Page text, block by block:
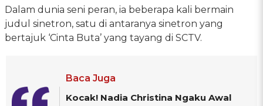
Dalam dunia seni peran, ia beberapa kali bermain
judul sinetron, satu di antaranya sinetron yang
bertajuk ‘Cinta Buta’ yang tayang di SCTV.
Baca Juga
Kocak! Nadia Christina Ngaku Awal